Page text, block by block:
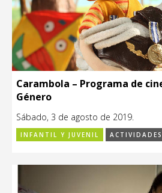
Carambola – Programa de
Género
Sábado, 3 de agosto de 2019.
INFANTIL Y JUVENIL ACTIVIDADES